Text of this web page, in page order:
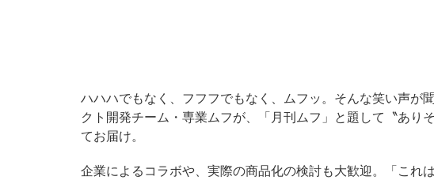
ハハハでもなく、フフフでもなく、ムフッ。そんな笑い声が
クト開発チーム・専業ムフが、「月刊ムフ」と題して〝あり
てお届け。
企業によるコラボや、実際の商品化の検討も大歓迎。「これ